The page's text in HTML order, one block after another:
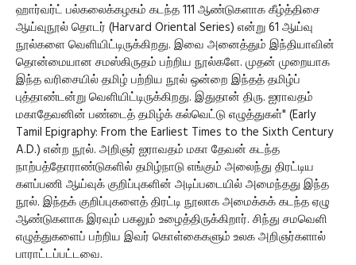
ஹார்வர்ட் பல்கலைக்கழகம் கடந்த 111 ஆண்டுகளாக கீழ்த்திசை
ஆய்வுநூல் தொடர் (Harvard Oriental Series) என்று 61 ஆய்வு
நூல்களை வெளியிட்டிருக்கிறது. இவை அனைத்தும் இந்தியாவின்
தொன்மையான சமஸ்கிருதம் பற்றிய நூல்களே. முதன் முறையாக
இந்த வரிசையில் தமிழ் பற்றிய நூல் ஒன்றை இந்தத் தமிழ்ப்
புத்தாண்டன்று வெளியிட்டிருக்கிறது. இதுதான் திரு. ஐராவதம்
மகாதேவனின் பண்டைத் தமிழ்க் கல்வெட்டு எழுத்துகள்" (Early
Tamil Epigraphy: From the Earliest Times to the Sixth Century
A.D.) என்ற நூல். அறிஞர் ஐராவதம் மகா தேவன் கடந்த
நாற்பத்தோராண்டுகளில் தமிழ்நாடு எங்கும் அலைந்து திரட்டிய
களப்பணி ஆய்வுக் குறிப்புகளின் அடிப்படையில் அமைந்தது இந்த
நூல். இந்தக் குறிப்புகளைத் திரட்டி நூலாக அமைக்கக் கடந்த ஏழு
ஆண்டுகளாக இரவும் பகலும் உழைத்திருக்கிறார். சிந்து சமவெளி
எழுத்துகளைப் பற்றிய இவர் கொள்கைகளும் உலக அறிஞர்களால்
பாராட்டப்பட்டவை.